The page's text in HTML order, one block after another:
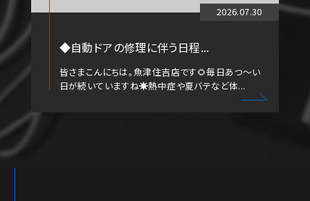
2026.07.30
◆自動ドアの修理に伴う日程...
皆さまこんにちは。魚津住吉店です🌻毎日あつ～い
日が続いていますね☀️熱中症や夏バテなど体...